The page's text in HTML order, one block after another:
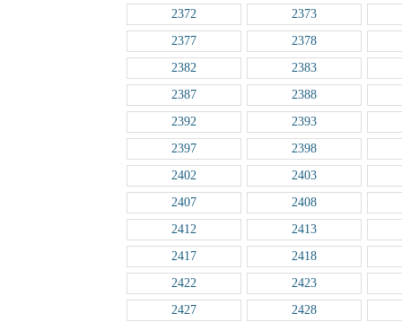
2372
2373
2377
2378
2382
2383
2387
2388
2392
2393
2397
2398
2402
2403
2407
2408
2412
2413
2417
2418
2422
2423
2427
2428